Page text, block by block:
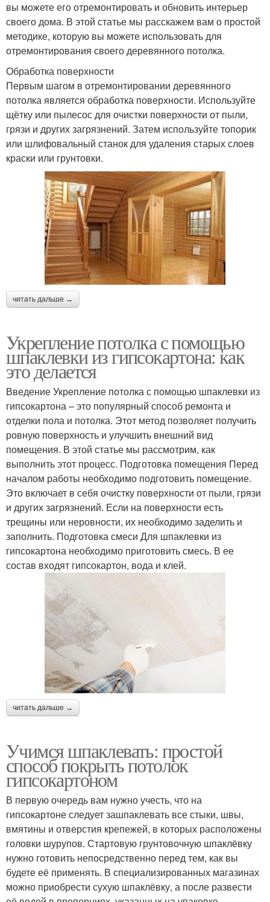
вы можете его отремонтировать и обновить интерьер
своего дома. В этой статье мы расскажем вам о простой
методике, которую вы можете использовать для
отремонтирования своего деревянного потолка.
Обработка поверхности
Первым шагом в отремонтировании деревянного
потолка является обработка поверхности. Используйте
щётку или пылесос для очистки поверхности от пыли,
грязи и других загрязнений. Затем используйте топорик
или шлифовальный станок для удаления старых слоев
краски или грунтовки.
читать дальше →
Укрепление потолка с помощью
шпаклевки из гипсокартона: как
это делается
Введение Укрепление потолка с помощью шпаклевки из
гипсокартона – это популярный способ ремонта и
отделки пола и потолка. Этот метод позволяет получить
ровную поверхность и улучшить внешний вид
помещения. В этой статье мы рассмотрим, как
выполнить этот процесс. Подготовка помещения Перед
началом работы необходимо подготовить помещение.
Это включает в себя очистку поверхности от пыли, грязи
и других загрязнений. Если на поверхности есть
трещины или неровности, их необходимо заделить и
заполнить. Подготовка смеси Для шпаклевки из
гипсокартона необходимо приготовить смесь. В ее
состав входят гипсокартон, вода и клей.
читать дальше →
Учимся шпаклевать: простой
способ покрыть потолок
гипсокартоном
В первую очередь вам нужно учесть, что на
гипсокартоне следует зашпаклевать все стыки, швы,
вмятины и отверстия крепежей, в которых расположены
головки шурупов. Стартовую грунтовочную шпаклёвку
нужно готовить непосредственно перед тем, как вы
будете её применять. В специализированных магазинах
можно приобрести сухую шпаклёвку, а после развести